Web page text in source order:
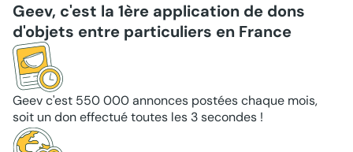
Geev, c'est la 1ère application de dons
d'objets entre particuliers en France
Geev c'est 550 000 annonces postées chaque mois,
soit un don effectué toutes les 3 secondes !